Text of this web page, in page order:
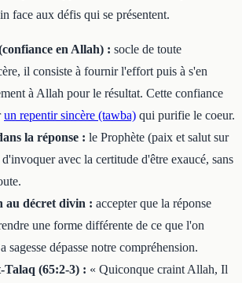
face aux défis qui se présentent.
en Allah) : socle de toute
il consiste à fournir l'effort puis à s'en
à Allah pour le résultat. Cette confiance
un repentir sincère (tawba) qui purifie le coeur.
la réponse : le Prophète (paix et salut sur
avec la certitude d'être exaucé, sans
au décret divin : accepter que la réponse
une forme différente de ce que l'on
sagesse dépasse notre compréhension.
(65:2-3) : « Quiconque craint Allah, Il